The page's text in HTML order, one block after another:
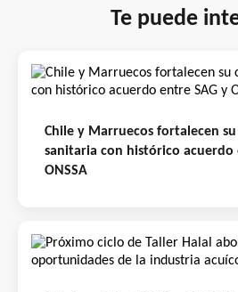
Te puede
Chile y Marruecos fortalecen
sanitaria con histórico acuerdo
ONSSA